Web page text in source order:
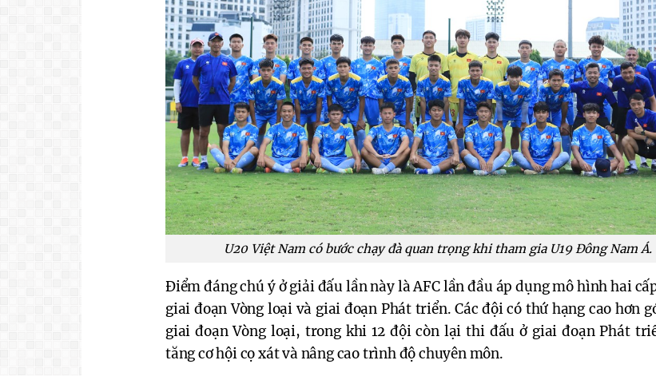
U20 Việt Nam có bước chạy đà quan trọng khi tham gia U19 Đông Nam Á.
Điểm đáng chú ý ở giải đấu lần này là AFC lần đầu áp dụng mô hình hai
giai đoạn Vòng loại và giai đoạn Phát triển. Các đội có thứ hạng cao hơn
giai đoạn Vòng loại, trong khi 12 đội còn lại thi đấu ở giai đoạn Phát
tăng cơ hội cọ xát và nâng cao trình độ chuyên môn.